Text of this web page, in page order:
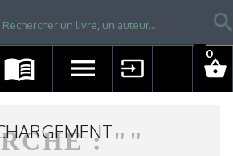
- Avranches
menu_book menu input shopping_basket
0
: " "